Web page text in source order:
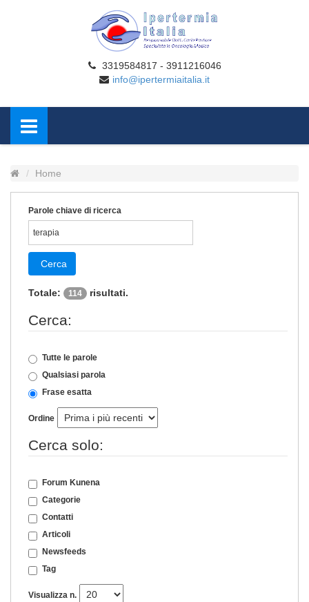
3319584817 - 3911216046
info@ipertermiaitalia.it
Home
Parole chiave di ricerca
Cerca
Totale: 114 risultati.
Cerca:
Tutte le parole
Qualsiasi parola
Frase esatta
Ordine
Cerca solo:
Forum Kunena
Categorie
Contatti
Articoli
Newsfeeds
Tag
Visualizza n.